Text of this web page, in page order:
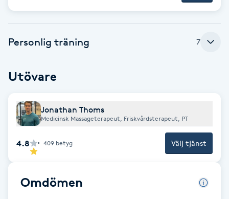
Coachning
Color correction
Cryoterapi
Damklippning
Personlig träning 7
Utövare
Jonathan Thoms
Medicinsk Massageterapeut, Friskvårdsterapeut, PT
4.8 409 betyg Välj tjänst
Omdömen